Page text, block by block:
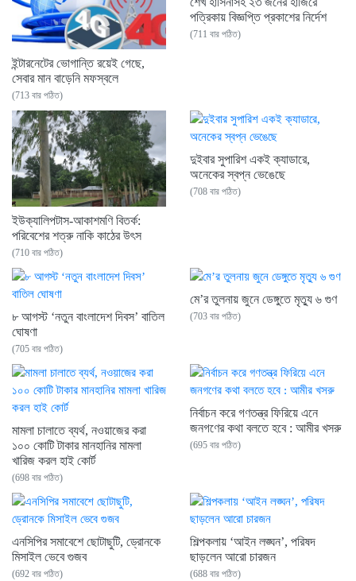
ইন্টারনেটের ভোগান্তি রয়েই গেছে,
সেবার মান বাড়েনি মফস্বলে
(713 বার পঠিত)
পত্রিকায় বিজ্ঞপ্তি প্রকাশের নির্দেশ
(711 বার পঠিত)
ইউক্যালিপটাস-আকাশমণি বিতর্ক:
পরিবেশের শত্রু নাকি কাঠের উৎস
(710 বার পঠিত)
দুইবার সুপারিশ একই ক্যাডারে,
অনেকের স্বপ্ন ভেঙেছে
(708 বার পঠিত)
৮ আগস্ট ‘নতুন বাংলাদেশ দিবস’ বাতিল
ঘোষণা
(705 বার পঠিত)
মে’র তুলনায় জুনে ডেঙ্গুতে মৃত্যু ৬ গুণ
(703 বার পঠিত)
মামলা চালাতে ব্যর্থ, নওয়াজের করা
১০০ কোটি টাকার মানহানির মামলা
খারিজ করল হাই কোর্ট
(698 বার পঠিত)
নির্বাচন করে গণতন্ত্র ফিরিয়ে এনে
জনগণের কথা বলতে হবে : আমীর খসরু
(695 বার পঠিত)
এনসিপির সমাবেশে ছোটাছুটি, ড্রোনকে
মিসাইল ভেবে গুজব
(692 বার পঠিত)
শিল্পকলায় ‘আইন লঙ্ঘন’, পরিষদ
ছাড়লেন আরো চারজন
(688 বার পঠিত)